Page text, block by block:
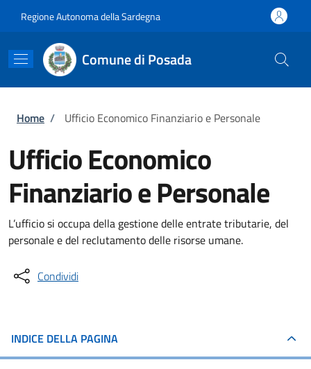
Regione Autonoma della Sardegna
Comune di Posada
Briciole di pane
Home / Ufficio Economico Finanziario e Personale
Ufficio Economico
Finanziario e Personale
L’ufficio si occupa della gestione delle entrate tributarie, del
personale e del reclutamento delle risorse umane.
Condividi
INDICE DELLA PAGINA